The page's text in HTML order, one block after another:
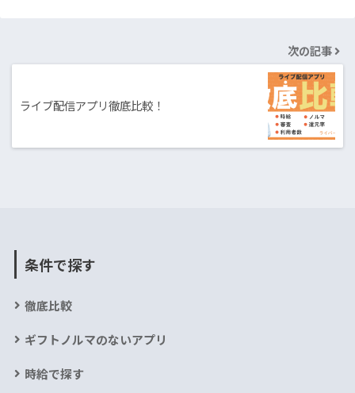
次の記事
ライブ配信アプリ徹底比較！
条件で探す
徹底比較
ギフトノルマのないアプリ
時給で探す